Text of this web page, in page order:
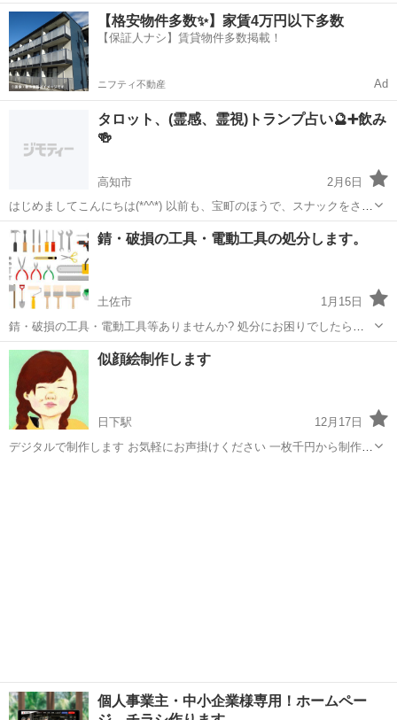
編集内容▼ ・フルテロップ・カット・エフェクト・SE・BGM・簡易
整音・カラー補正 ▼大まかな流れ▼ ・依頼内容の確認、相談 ↓ ・
お見積...
高知 高知市 その他 無料
【格安物件多数✨】家賃4万円以下多数
【保証人ナシ】賃貸物件多数掲載！
ニフティ不動産 Ad
タロット、(霊感、霊視)トランプ占い🔮➕飲み
🍻
高知市
2月6日
はじめましてこんにちは(*^^*) 以前も、宝町のほうで、スナックをさせ
ていただいてましたが、この度、また、宝町の方で、タロット、(霊
感、霊視)、トランプ占い♠️＋アクセサリー、や、最近チラホラきく、
オルゴナイトを販売して...
高知 高知市 その他 霊感
錆・破損の工具・電動工具の処分します。
土佐市
1月15日
錆・破損の工具・電動工具等ありませんか? 処分にお困りでしたら一
度ご相談下さい。 ※搬出と積込みはご自身でお願いします ※こちらで
搬出・積込をする場合、別途費用が必要です。 (無料引取) 100キロ以
上 無料回収 50...
高知 土佐市 その他 無料
似顔絵制作します
日下駅
12月17日
デジタルで制作します お気軽にお声掛けください 一枚千円から制作し
個人事業主・中小企業様専用！ホームペー